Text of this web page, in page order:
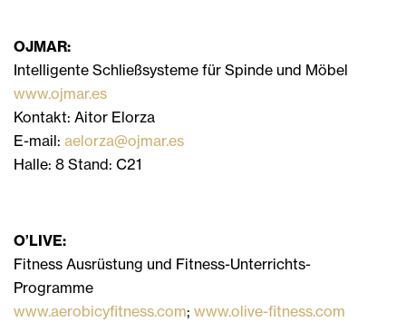
OJMAR:
Intelligente Schließsysteme für Spinde und Möbel
www.ojmar.es
Kontakt: Aitor Elorza
E-mail: aelorza@ojmar.es
Halle: 8 Stand: C21
O’LIVE:
Fitness Ausrüstung und Fitness-Unterrichts-
Programme
www.aerobicyfitness.com; www.olive-fitness.com